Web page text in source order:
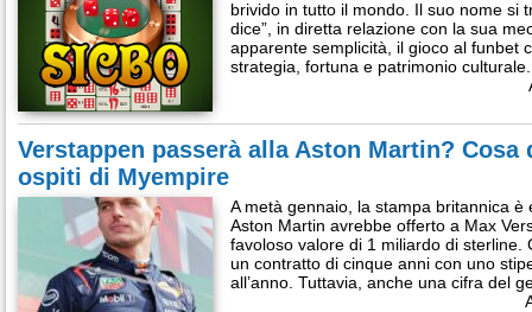
brivido in tutto il mondo. Il suo nome si
dice”, in diretta relazione con la sua
apparente semplicità, il gioco al funbet
strategia, fortuna e patrimonio
Verstappen passerà alla Aston Martin? Cosa
ospiti di Myempire
A metà gennaio, la stampa britannica è
Aston Martin avrebbe offerto a Max
favoloso valore di 1 miliardo di sterline.
un contratto di cinque anni con uno
all’anno. Tuttavia, anche una cifra del